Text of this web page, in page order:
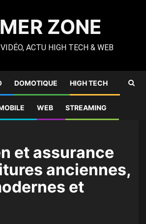
ZONE
ACTU HIGH TECH & WEB
DOMOTIQUE HIGH TECH
WEB STREAMING
modernes et motos
et assurance
anciennes,
et